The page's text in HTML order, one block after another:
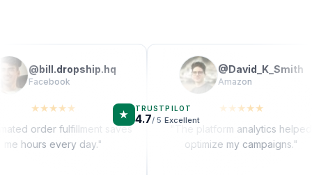
★
TRUSTPILOT
4.7/ 5 Excellent
@bill.dropship.hq
Facebook
★★★
order fulfillment saves
hours every day. "
@ David_K_Smith
Amazon
★ ★★
The platform analytics helped
optimize my campaigns."